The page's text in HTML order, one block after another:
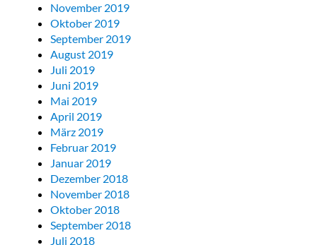
November 2019
Oktober 2019
September 2019
August 2019
Juli 2019
Juni 2019
Mai 2019
April 2019
März 2019
Februar 2019
Januar 2019
Dezember 2018
November 2018
Oktober 2018
September 2018
Juli 2018